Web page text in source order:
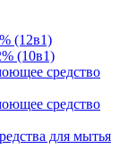
(12в1)
(10в1)
средство
средство
для мытья